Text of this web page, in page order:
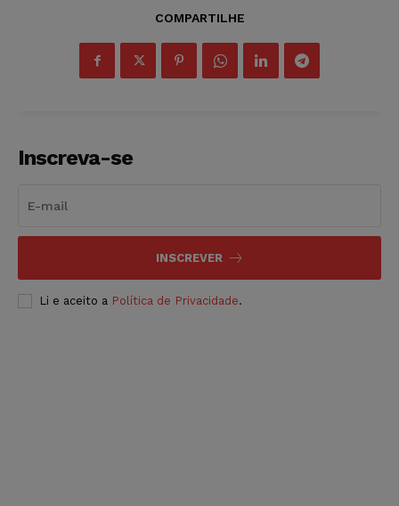
COMPARTILHE
Inscreva-se
INSCREVER
Li e aceito a Política de Privacidade.